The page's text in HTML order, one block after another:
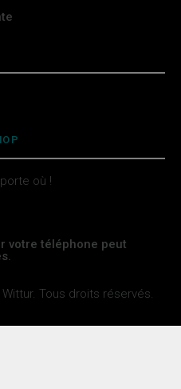
où !
votre téléphone peut
Tous droits réservés.